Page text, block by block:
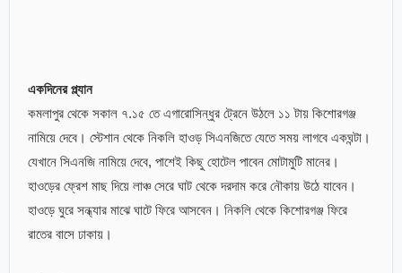
একদিনের প্ল্যান
কমলাপুর থেকে সকাল ৭.১৫ তে এগারোসিন্ধুর ট্রেনে উঠলে ১১ টায় কিশোরগঞ্জ
নামিয়ে দেবে। স্টেশান থেকে নিকলি হাওড় সিএনজিতে যেতে সময় লাগবে একঘন্টা।
যেখানে সিএনজি নামিয়ে দেবে, পাশেই কিছু হোটেল পাবেন মোটামুটি মানের।
হাওড়ের ফ্রেশ মাছ দিয়ে লাঞ্চ সেরে ঘাট থেকে দরদাম করে নৌকায় উঠে যাবেন।
হাওড়ে ঘুরে সন্ধ্যার মাঝে ঘাটে ফিরে আসবেন। নিকলি থেকে কিশোরগঞ্জ ফিরে
রাতের বাসে ঢাকায়।